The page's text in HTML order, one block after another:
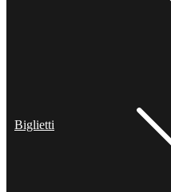
Biglietti